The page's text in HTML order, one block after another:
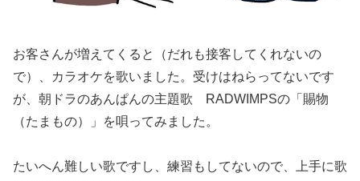
お客さんが増えてくると（だれも接客してくれないの
で）、カラオケを歌いました。受けはねらってないです
が、朝ドラのあんぱんの主題歌 RADWIMPSの「賜物
（たまもの）」を唄ってみました。
たいへん難しい歌ですし、練習もしてないので、上手に歌